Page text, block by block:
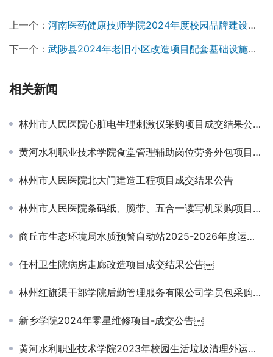
上一个： 河南医药健康技师学院2024年度校园品牌建设及文化宣传服务项目-公开招标公告
下一个： 武陟县2024年老旧小区改造项目配套基础设施建设项目（小区红线内） 中标候选人公示
相关新闻
林州市人民医院心脏电生理刺激仪采购项目成交结果公告￼
黄河水利职业技术学院食堂管理辅助岗位劳务外包项目成交公告￼
林州市人民医院北大门建造工程项目成交结果公告
林州市人民医院条码纸、腕带、五合一读写机采购项目成交结果公告
商丘市生态环境局水质预警自动站2025-2026年度运维项目-公开招标公告
任村卫生院病房走廊改造项目成交结果公告￼
林州红旗渠干部学院后勤管理服务有限公司学员包采购项目竞争性谈判公告￼
新乡学院2024年零星维修项目-成交公告￼
黄河水利职业技术学院2023年校园生活垃圾清理外运项目二次成交公告